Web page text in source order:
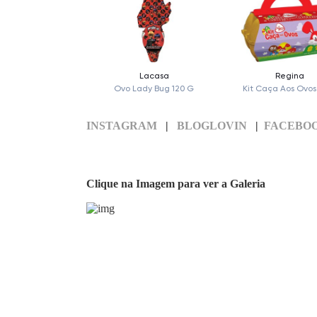
INSTAGRAM | BLOGLOVIN |
Clique na Imagem para ver a Galeria